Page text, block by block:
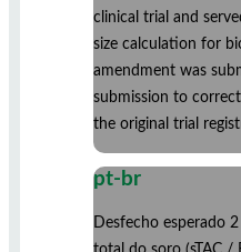
clinical trial and
size calculation for
amendment was
submission to
the original trial
pt-br
Desfecho esperado